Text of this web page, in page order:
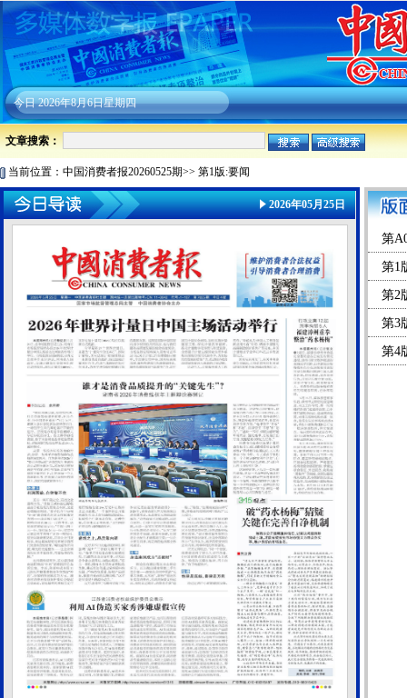
今日2026年8月6日星期四
文章搜索：
当前位置： 中国消费者报20260525期>> 第1版:要闻
2026年05月25日
第
第1
第2
第3
第4